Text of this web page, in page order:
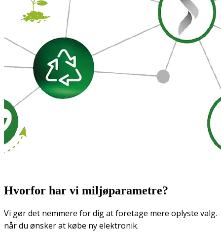
Hvorfor har vi miljøparametre?
Vi gør det nemmere for dig at foretage mere oplyste valg.
når du ønsker at købe ny elektronik.